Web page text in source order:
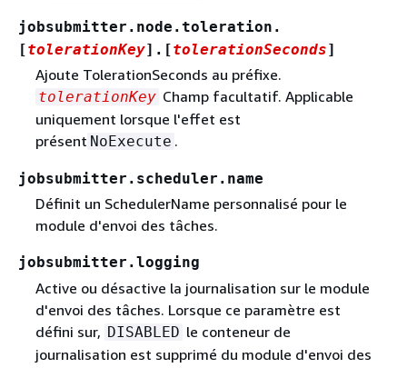
jobsubmitter.node.toleration.
[tolerationKey].[tolerationSeconds]
Ajoute TolerationSeconds au préfixe.
tolerationKey Champ facultatif. Applicable
uniquement lorsque l'effet est
présent NoExecute .
jobsubmitter.scheduler.name
Définit un SchedulerName personnalisé pour le
module d'envoi des tâches.
jobsubmitter.logging
Active ou désactive la journalisation sur le module
d'envoi des tâches. Lorsque ce paramètre est
défini sur, DISABLED le conteneur de
journalisation est supprimé du module d'envoi des